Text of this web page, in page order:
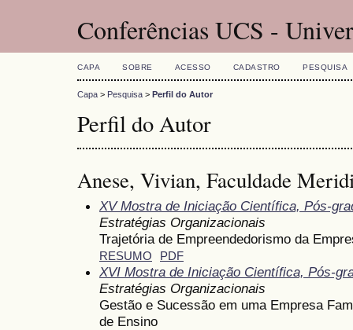
Conferências UCS -
CAPA SOBRE ACESSO CADASTRO PESQUISA
Capa > Pesquisa > Perfil do Autor
Perfil do Autor
Anese, Vivian, Faculdade
XV Mostra de Iniciação Científica, Pós-
Estratégias Organizacionais
Trajetória de Empreendedorismo da
RESUMO PDF
XVI Mostra de Iniciação Científica, Pós-
Estratégias Organizacionais
Gestão e Sucessão em uma Empresa
de Ensino